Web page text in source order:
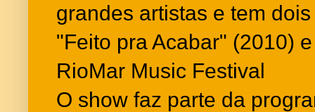
grandes artistas e tem
"Feito pra Acabar" (2010)
RioMar Music Festival
O show faz parte da